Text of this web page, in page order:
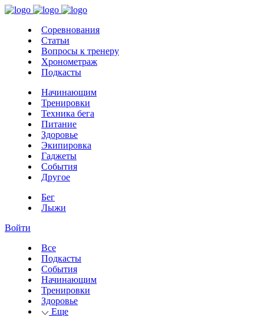
Соревнования
Статьи
Вопросы к тренеру
Хронометраж
Подкасты
Начинающим
Тренировки
Техника бега
Питание
Здоровье
Экипировка
Гаджеты
События
Другое
Бег
Лыжи
Войти
Все
Подкасты
События
Начинающим
Тренировки
Здоровье
Еще